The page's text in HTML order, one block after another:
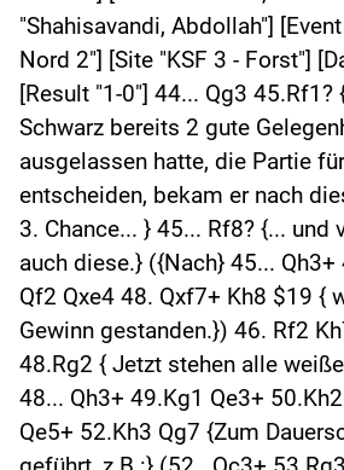
"Shahisavandi, Abdollah"]
Nord 2"] [Site "KSF 3 - Forst"]
[Result "1-0"] 44... Qg3 45.Rf1?
Schwarz bereits 2 gute
ausgelassen hatte, die Partie
entscheiden, bekam er nach
3. Chance... } 45... Rf8? {... und
auch diese.} ({Nach} 45...
Qf2 Qxe4 48. Qxf7+ Kh8 $19 {
Gewinn gestanden.}) 46. Rf2
48.Rg2 { Jetzt stehen alle
48... Qh3+ 49.Kg1 Qe3+
Qe5+ 52.Kh3 Qg7 {Zum